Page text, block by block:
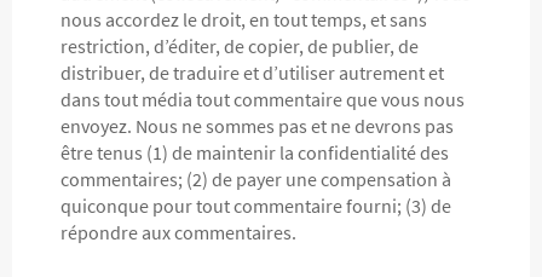
nous accordez le droit, en tout temps, et sans
restriction, d’éditer, de copier, de publier, de
distribuer, de traduire et d’utiliser autrement et
dans tout média tout commentaire que vous nous
envoyez. Nous ne sommes pas et ne devrons pas
être tenus (1) de maintenir la confidentialité des
commentaires; (2) de payer une compensation à
quiconque pour tout commentaire fourni; (3) de
répondre aux commentaires.